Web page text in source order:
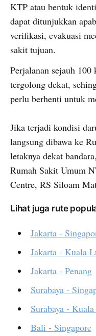
KTP atau bentuk
dapat ditunjukkan
verifikasi, evakuasi
sakit tujuan.
Perjalanan sejauh
tergolong dekat,
perlu berhenti untuk
Jika terjadi kondisi
langsung dibawa ke
letaknya dekat
Rumah Sakit Umum
Centre, RS Siloam
Lihat juga rute
Jakarta -
Jakarta - Kuala
Jakarta - Penang
Surabaya -
Surabaya -
Bali - Singapore